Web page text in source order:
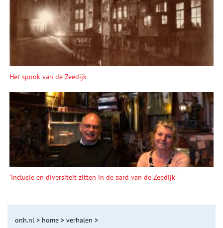
Het spook van de Zeedijk
‘Inclusie en diversiteit zitten in de aard van de Zeedijk’
onh.nl > home > verhalen >